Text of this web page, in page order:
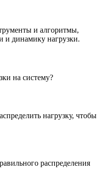
и алгоритмы,
и динамику нагрузки.
на систему?
нагрузку, чтобы
распределения